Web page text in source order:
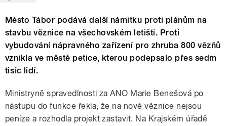
Město Tábor podává další námitku proti plánům na
stavbu věznice na všechovském letišti. Proti
vybudování nápravného zařízení pro zhruba 800 vězňů
vznikla ve městě petice, kterou podepsalo přes sedm
tisíc lidí.
Ministryně spravedlnosti za ANO Marie Benešová po
nástupu do funkce řekla, že na nové věznice nejsou
peníze a rozhodla projekt zastavit. Na Krajském úřadě